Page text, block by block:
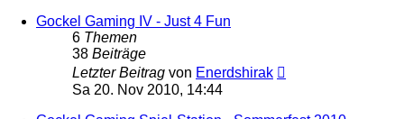
Gockel Gaming IV - Just 4 Fun
6 Themen
38 Beiträge
Letzter Beitrag von Enerdshirak
Sa 20. Nov 2010, 14:44